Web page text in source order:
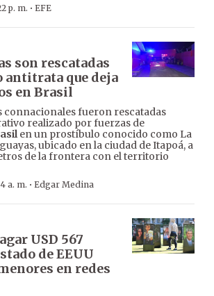
p. m. · EFE
son rescatadas
antitrata que deja
en Brasil
connacionales fueron rescatadas
realizado por fuerzas de
en un prostíbulo conocido como La
ubicado en la ciudad de Itapoá, a
de la frontera con el territorio
a. m. · Edgar Medina
USD 567
de EEUU
en redes